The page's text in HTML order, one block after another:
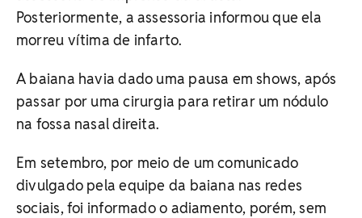
Posteriormente, a assessoria informou que ela
morreu vítima de infarto.
A baiana havia dado uma pausa em shows, após
passar por uma cirurgia para retirar um nódulo
na fossa nasal direita.
Em setembro, por meio de um comunicado
divulgado pela equipe da baiana nas redes
sociais, foi informado o adiamento, porém, sem